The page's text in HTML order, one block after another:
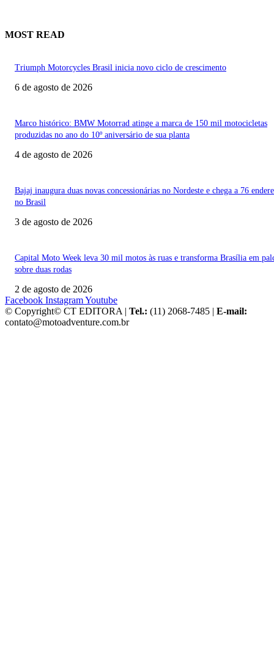
MOST READ
Triumph Motorcycles Brasil inicia novo ciclo de crescimento
6 de agosto de 2026
Marco histórico: BMW Motorrad atinge a marca de 150 mil motocicletas
produzidas no ano do 10º aniversário de sua planta
4 de agosto de 2026
Bajaj inaugura duas novas concessionárias no Nordeste e chega a 76
no Brasil
3 de agosto de 2026
Capital Moto Week leva 30 mil motos às ruas e transforma Brasília em
sobre duas rodas
2 de agosto de 2026
Facebook InstagramYoutube
© Copyright© CT EDITORA | Tel.: (11) 2068-7485 | E-mail:
contato@motoadventure.com.br